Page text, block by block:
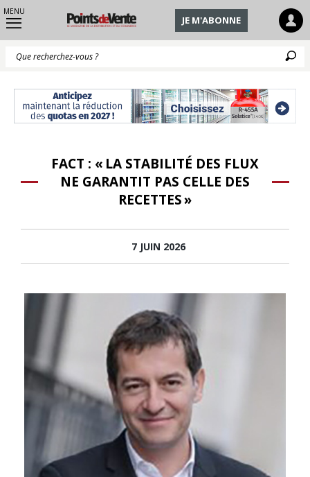
MENU
JE M'ABONNE
FACT : « LA STABILITÉ DES FLUX
NE GARANTIT PAS CELLE DES
RECETTES »
7 JUIN 2026